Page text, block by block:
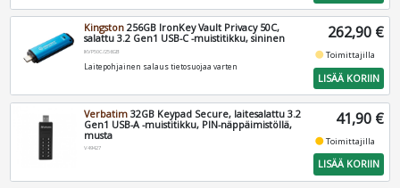
Kingston 256GB IronKey Vault Privacy 50C,
salattu 3.2 Gen1 USB-C -muistitikku, sininen
IKVP50C/256GB
Laitepohjainen salaus tietosuojaa varten
262,90 €
fiber_manual_recordToimittajilla
LISÄÄ KORIIN
Verbatim 32GB Keypad Secure, laitesalattu 3.2
Gen1 USB-A -muistitikku, PIN-näppäimistöllä,
musta
V49427
41,90 €
fiber_manual_recordToimittajilla
LISÄÄ KORIIN